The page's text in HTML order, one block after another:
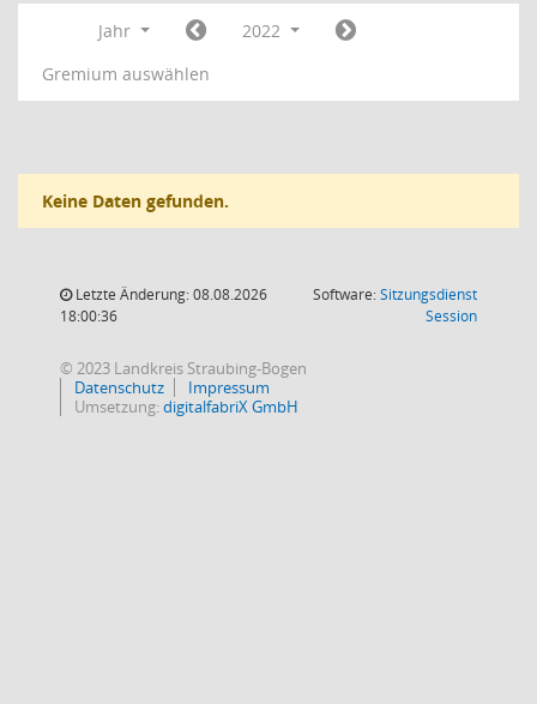
Jahr
2022
Gremium auswählen
Keine Daten gefunden.
Letzte Änderung: 08.08.2026
18:00:36
Software:Sitzungsdienst
Session(Wird in
© 2023 Landkreis Straubing-Bogen
Datenschutz
Impressum
Umsetzung:digitalfabriX GmbH